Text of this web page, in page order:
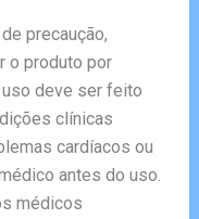
precaução,
o produto por
deve ser feito
clínicas
cardíacos ou
antes do uso.
médicos